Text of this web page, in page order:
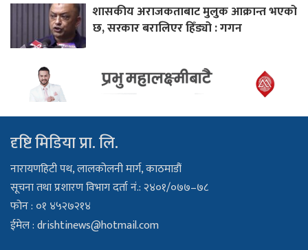
शासकीय अराजकताबाट मुलुक आक्रान्त भएको
छ, सरकार बरालिएर हिँड्यो : गगन
दृष्टि मिडिया प्रा. लि.
नारायणहिटी पथ, लालकोलनी मार्ग, काठमाडौं
सूचना तथा प्रशारण विभाग दर्ता नं.: २४०१/०७७–७८
फोन : ०१ ४५२७२१४
ईमेल :drishtinews@hotmail.com